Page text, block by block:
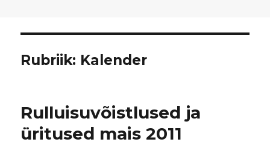
Rubriik: Kalender
Rulluisuvõistlused ja
üritused mais 2011